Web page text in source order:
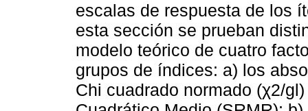
escalas de respuesta de los
esta sección se prueban
modelo teórico de cuatro
grupos de índices: a) los
Chi cuadrado normado (χ2/